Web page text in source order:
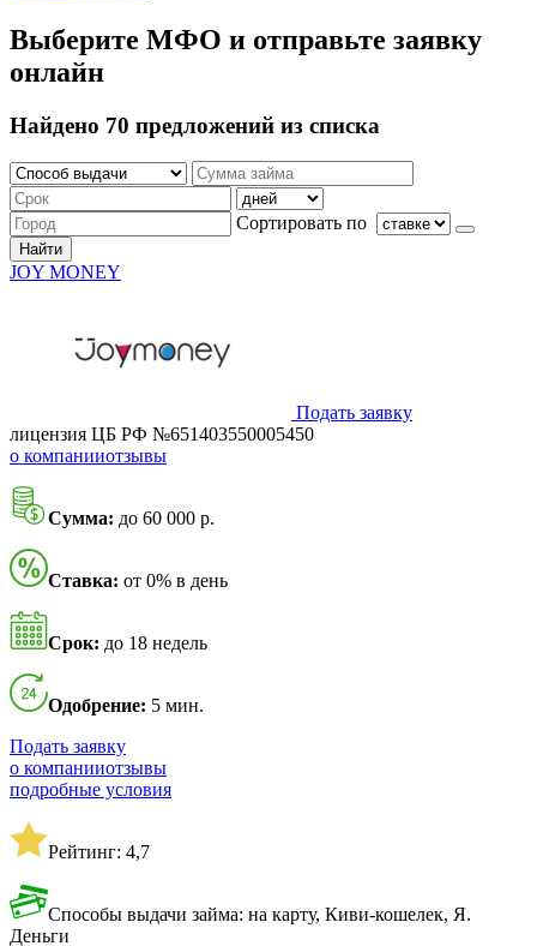
Выберите МФО и отправьте заявку
онлайн
Найдено 70 предложений из списка
Сортировать по
Найти
JOY MONEY
Подать заявку
лицензия ЦБ РФ №651403550005450
о компанииотзывы
Сумма: до 60 000 р.
Ставка: от 0% в день
Срок: до 18 недель
Одобрение: 5 мин.
Подать заявку
о компанииотзывы
подробные условия
Рейтинг: 4,7
Способы выдачи займа: на карту, Киви-кошелек, Я.
Деньги